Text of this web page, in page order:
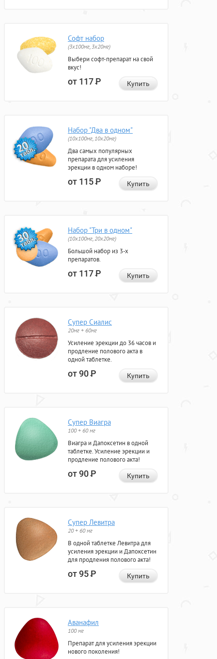
Софт набор
(3x100мг, 3x20мг)
Выбери софт-препарат на свой
вкус!
от 117Р Купить
Набор "Два в одном"
(10x100мг, 10x20мг)
Два самых популярных
препарата для усиления
эрекции в одном наборе!
от 115Р Купить
Набор "Три в одном"
(10x100мг, 20x20мг)
Большой набор из 3-х
препаратов.
от 117Р Купить
Супер Сиалис
20мг + 60мг
Усиление эрекции до 36 часов и
продление полового акта в
одной таблетке.
от 90Р Купить
Супер Виагра
100 + 60 мг
Виагра и Дапоксетин в одной
таблетке. Усиление эрекции и
продление полового акта!
от 90Р Купить
Супер Левитра
20 + 60 мг
В одной таблетке Левитра для
усиления эрекции и Дапоксетин
для продления полового акта!
от 95Р Купить
Аванафил
100 мг
Препарат для усиления эрекции
нового поколения!